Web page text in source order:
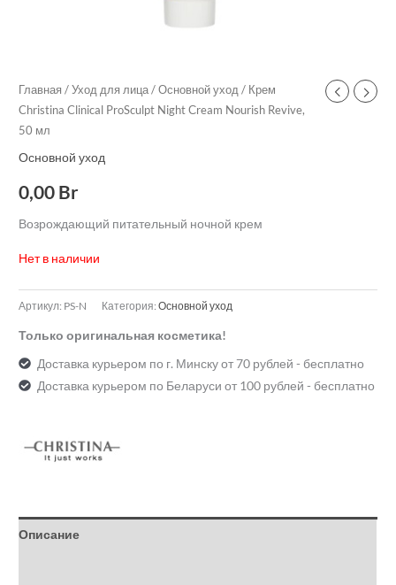
Главная /Уход для лица /Основной уход / Крем
Christina Clinical ProSculpt Night Сream Nourish Revive,
50 мл
Основной уход
0,00 Br
Возрождающий питательный ночной крем
Нет в наличии
Артикул: PS-N Категория:Основной уход
Только оригинальная косметика!
Доставка курьером по г. Минску от 70 рублей - бесплатно
Доставка курьером по Беларуси от 100 рублей - бесплатно
Описание